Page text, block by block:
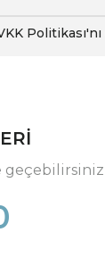
Politikası'nı
geçebilirsiniz